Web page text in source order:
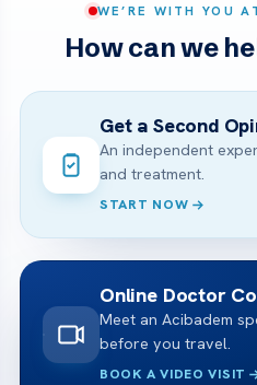
WE’RE WITH YOU
How can we
Get a Second
An independent
and treatment.
START NOW
Online Doctor
Meet an Acibadem
before you travel.
BOOK A VIDEO VISIT